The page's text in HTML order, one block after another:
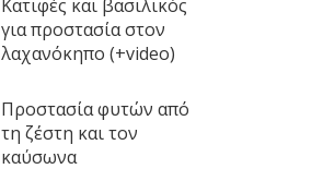
Κατιφές και βασιλικός
για προστασία στον
λαχανόκηπο (+video)
Προστασία φυτών από
τη ζέστη και τον
καύσωνα